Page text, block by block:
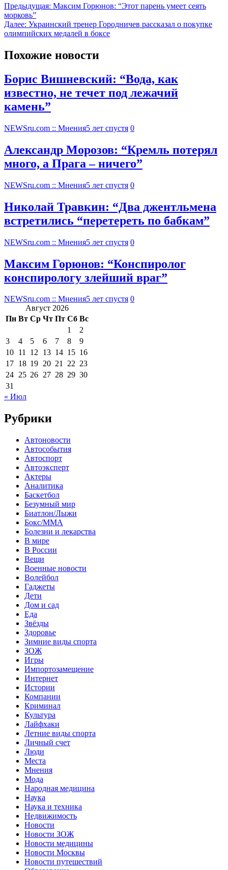
Предыдущая: Максим Горюнов: “Этот парень умеет сеять
морковь”
Далее: Украинский тренер Городничев рассказал о покупке
олимпийских медалей в боксе
Похожие новости
Борис Вишневский: “Вода, как
известно, не течет под лежачий
камень”
NEWSru.com :: Мнения5 лет спустя 0
Александр Морозов: “Кремль потерял
много, а Прага – ничего”
NEWSru.com :: Мнения5 лет спустя 0
Николай Травкин: “Два джентльмена
встретились “перетереть по бабкам”
NEWSru.com :: Мнения5 лет спустя 0
Максим Горюнов: “Конспиролог
конспирологу злейший враг”
NEWSru.com :: Мнения5 лет спустя 0
Август 2026
Пн Вт Ср Чт Пт Сб Вс
1
2
3
4 5 6 7 8
9
10 11 12 13 14 15 16
17 18 19 20 21 22 23
24 25 26 27 28 29 30
31
« Июл
Рубрики
Автоновости
Автособытия
Автоспорт
Автоэксперт
Актеры
Аналитика
Баскетбол
Безумный мир
Биатлон/Лыжи
Бокс/MMA
Болезни и лекарства
В мире
В России
Вещи
Военные новости
Волейбол
Гаджеты
Дети
Дом и сад
Еда
Звёзды
Здоровье
Зимние виды спорта
ЗОЖ
Игры
Импортозамещение
Интернет
Истории
Компании
Криминал
Культура
Лайфхаки
Летние виды спорта
Личный счет
Люди
Места
Мнения
Мода
Народная медицина
Наука
Наука и техника
Недвижимость
Новости
Новости ЗОЖ
Новости медицины
Новости Москвы
Новости путешествий